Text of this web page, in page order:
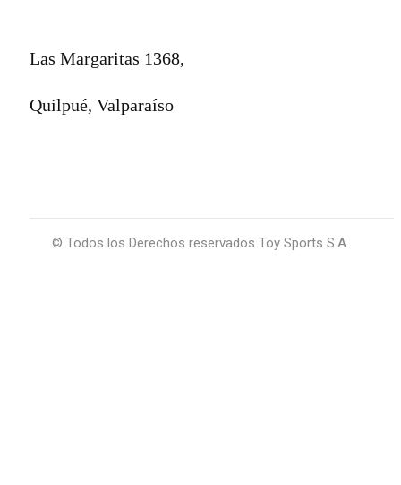
Las Margaritas 1368,
Quilpué, Valparaíso
© Todos los Derechos reservados Toy Sports S.A.